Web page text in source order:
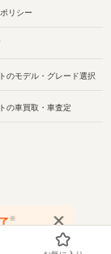
リシー
のモデル・グレード選択
の車買取・車査定
※